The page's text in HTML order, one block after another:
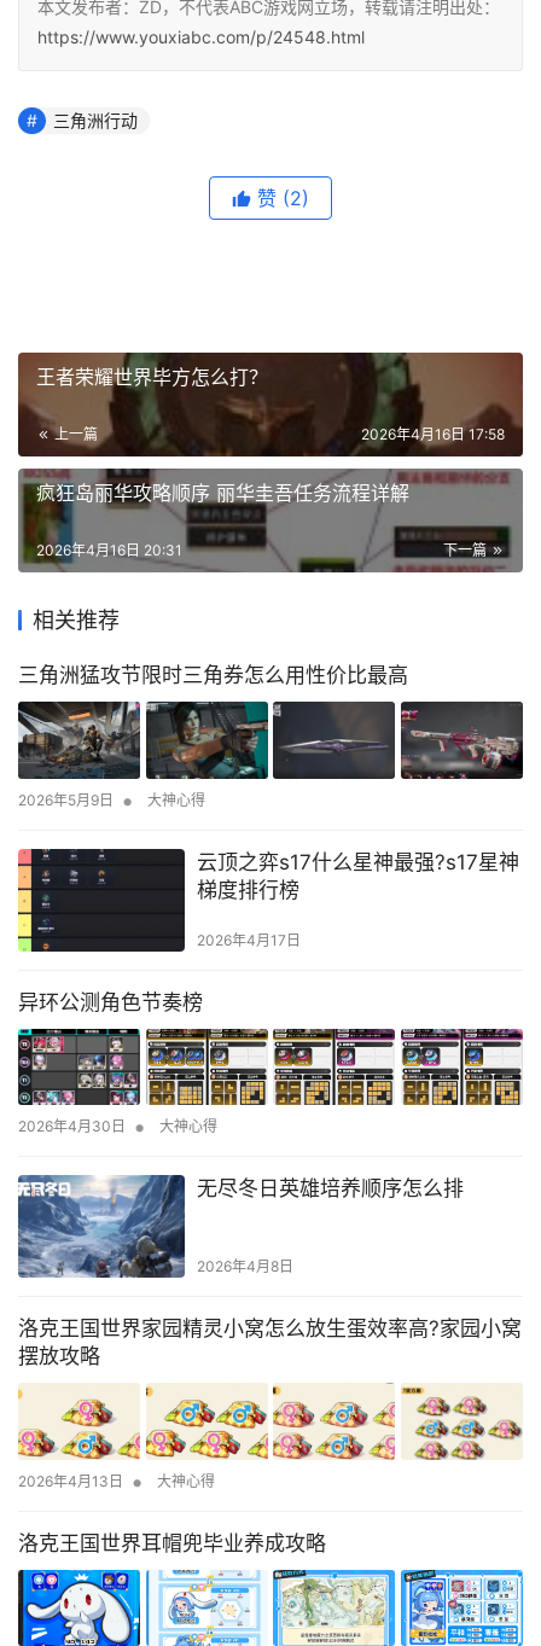
本文发布者：ZD，不代表ABC游戏网立场，转载请注明出处：
https://www.youxiabc.com/p/24548.html
三角洲行动
赞 (2)
王者荣耀世界毕方怎么打？
上一篇 2026年4月16日 17:58
疯狂岛丽华攻略顺序 丽华圭吾任务流程详解
下一篇
2026年4月16日 20:31
相关推荐
三角洲猛攻节限时三角券怎么用性价比最高
2026年5月9日 • 大神心得
云顶之弈s17什么星神最强?s17星神
梯度排行榜
2026年4月17日
异环公测角色节奏榜
2026年4月30日 • 大神心得
无尽冬日英雄培养顺序怎么排
2026年4月8日
洛克王国世界家园精灵小窝怎么放生蛋效率高?家园小窝
摆放攻略
2026年4月13日 • 大神心得
洛克王国世界耳帽兜毕业养成攻略